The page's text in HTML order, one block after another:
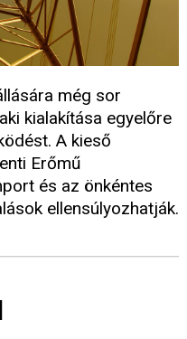
még sor
kialakítása egyelőre
A kieső
Erőmű
és az önkéntes
ellensúlyozhatják.